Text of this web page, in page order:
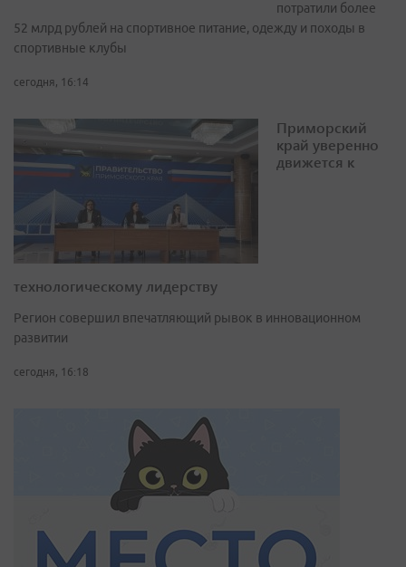
потратили более
52 млрд рублей на спортивное питание, одежду и походы в
спортивные клубы
сегодня, 16:14
Приморский
край уверенно
движется к
технологическому лидерству
Регион совершил впечатляющий рывок в инновационном
развитии
сегодня, 16:18